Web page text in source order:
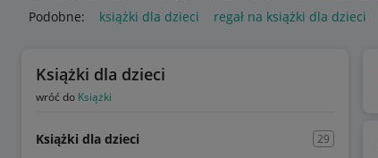
Podobne: książki dla dzieci regał na książki dla dzieci
Książki dla dzieci
wróć do Książki
Książki dla dzieci 29